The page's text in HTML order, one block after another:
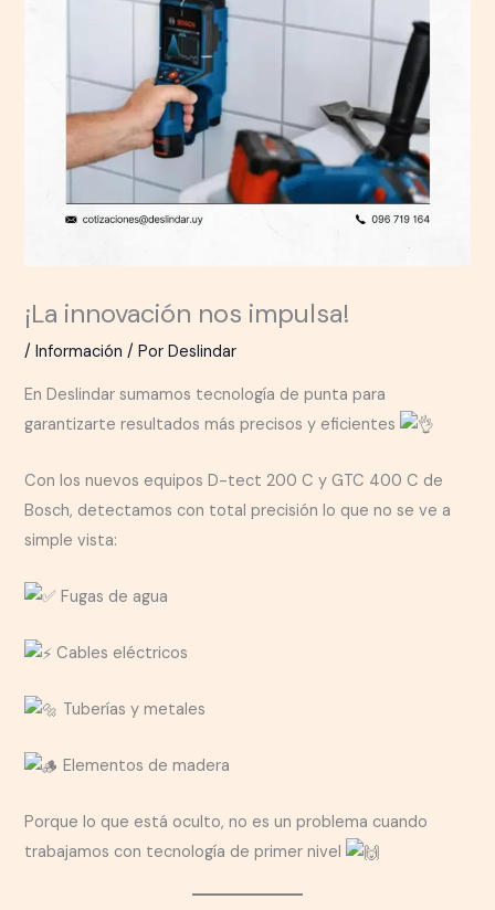
¡La innovación nos impulsa!
/Información / PorDeslindar
En Deslindar sumamos tecnología de punta para
garantizarte resultados más precisos y eficientes
Con los nuevos equipos D-tect 200 C y GTC 400 C de
Bosch, detectamos con total precisión lo que no se ve a
simple vista:
Fugas de agua
Cables eléctricos
Tuberías y metales
Elementos de madera
Porque lo que está oculto, no es un problema cuando
trabajamos con tecnología de primer nivel